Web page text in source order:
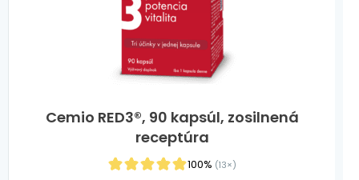
Cemio RED3®, 90 kapsúl, zosilnená
receptúra
100% (13×)